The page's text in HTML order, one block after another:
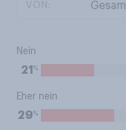
Nein
21 %
Eher nein
29%